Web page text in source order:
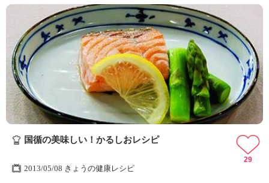
国循の美味しい！かるしおレシピ
2013/05/08 きょうの健康レシピ
29